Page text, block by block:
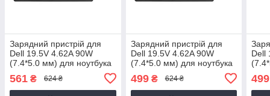
Зарядний пристрій для
Dell 19.5V 4.62A 90W
(7.4*5.0 мм) для ноутбука
P63G, P63G002 90W
561 ₴ 624 ₴
Зарядний пристрій для
Dell 19.5V 4.62A 90W
(7.4*5.0 мм) для ноутбука
499₴ 624 ₴
Dell
499